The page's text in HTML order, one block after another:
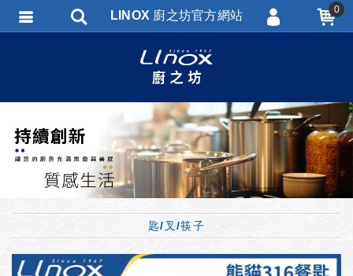
匙/叉/筷子
LINOX 廚之坊官方網站 0
會員註冊
忘記密碼
訂單查詢
匯款通知